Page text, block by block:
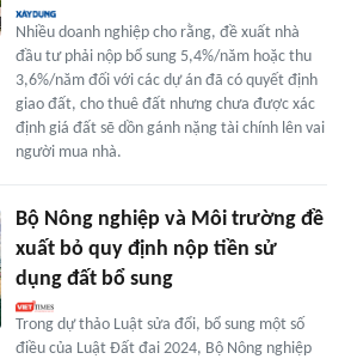
Nhiều doanh nghiệp cho rằng, đề xuất nhà
đầu tư phải nộp bổ sung 5,4%/năm hoặc thu
3,6%/năm đối với các dự án đã có quyết định
giao đất, cho thuê đất nhưng chưa được xác
định giá đất sẽ dồn gánh nặng tài chính lên vai
người mua nhà.
Bộ Nông nghiệp và Môi trường đề
xuất bỏ quy định nộp tiền sử
dụng đất bổ sung
Trong dự thảo Luật sửa đổi, bổ sung một số
điều của Luật Đất đai 2024, Bộ Nông nghiệp